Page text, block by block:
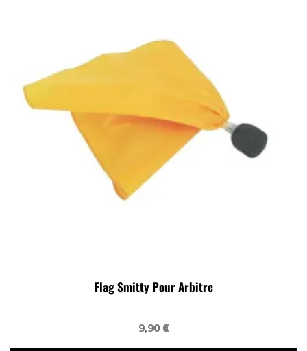
Flag Smitty Pour Arbitre
9,90 €